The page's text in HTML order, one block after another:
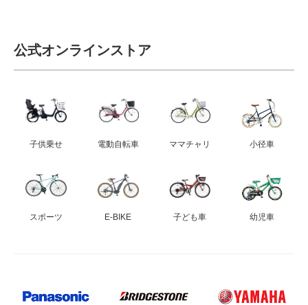
公式オンラインストア
子供乗せ 電動自転車 ママチャリ 小径車
スポーツ E-BIKE 子ども車 幼児車